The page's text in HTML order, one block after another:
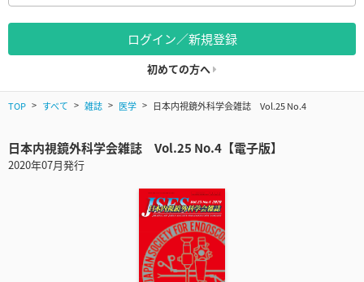
ログイン／新規登録
初めての方へ
TOP すべて 雑誌 医学 日本内視鏡外科学会雑誌 Vol.25 No.4
日本内視鏡外科学会雑誌 Vol.25 No.4【電子版】
2020年07月発行